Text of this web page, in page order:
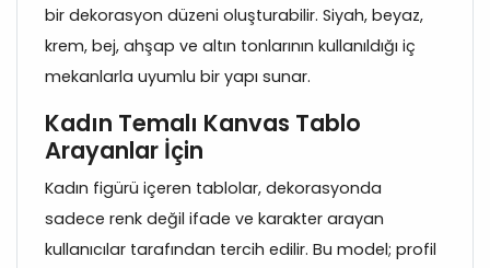
bir dekorasyon düzeni oluşturabilir. Siyah, beyaz,
krem, bej, ahşap ve altın tonlarının kullanıldığı iç
mekanlarla uyumlu bir yapı sunar.
Kadın Temalı Kanvas Tablo
Arayanlar İçin
Kadın figürü içeren tablolar, dekorasyonda
sadece renk değil ifade ve karakter arayan
kullanıcılar tarafından tercih edilir. Bu model; profil